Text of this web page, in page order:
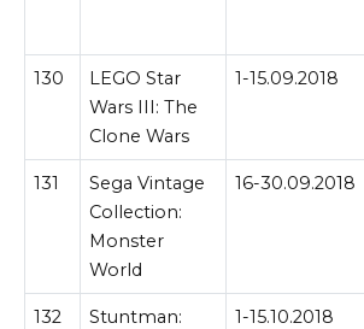
130
LEGO Star
Wars III: The
Clone Wars
1-15.09.2018
131
Sega Vintage
Collection:
Monster
World
16-30.09.2018
132
Stuntman:
1-15.10.2018